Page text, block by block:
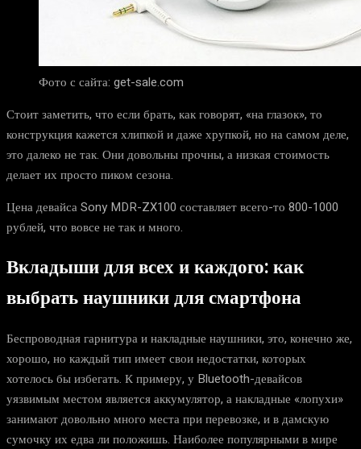
Фото с сайта: get-sale.com
Стоит заметить, что если брать, как говорят, «на глазок», то
конструкция кажется хлипкой и даже хрупкой, но на самом деле,
это далеко не так. Они довольны прочны, а низкая стоимость
делает их просто пиком сезона.
Цена девайса Sony MDR-ZX100 составляет всего-то 800-1000
рублей, что вовсе не так и много.
Вкладыши для всех и каждого: как
выбрать наушники для смартфона
Беспроводная гарнитура и накладные наушники, это, конечно же,
хорошо, но каждый тип имеет свои недостатки, которых
хотелось бы избегать. К примеру, у Bluetooth-девайсов
уязвимым местом является аккумулятор, а накладные «лопухи»
занимают довольно много места при перевозке, и в дамскую
сумочку их едва ли положишь. Наиболее популярными в мире